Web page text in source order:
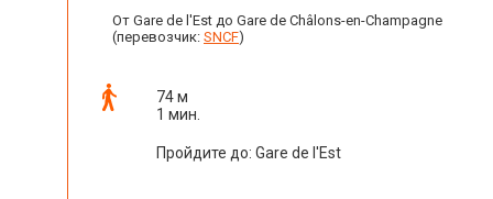
От Gare de l'Est до Gare de Châlons-en-Champagne
(перевозчик: SNCF)
74 м
1 мин.
Пройдите до: Gare de l'Est